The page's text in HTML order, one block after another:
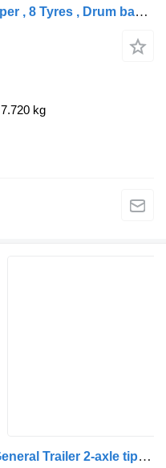
General Trailer 2 Axle Steel tipper , 8 Tyres , Drum bakes
7.720 kg
General Trailer SMB - DRUM General Trailer 2-axle tipper - SMB axles - D